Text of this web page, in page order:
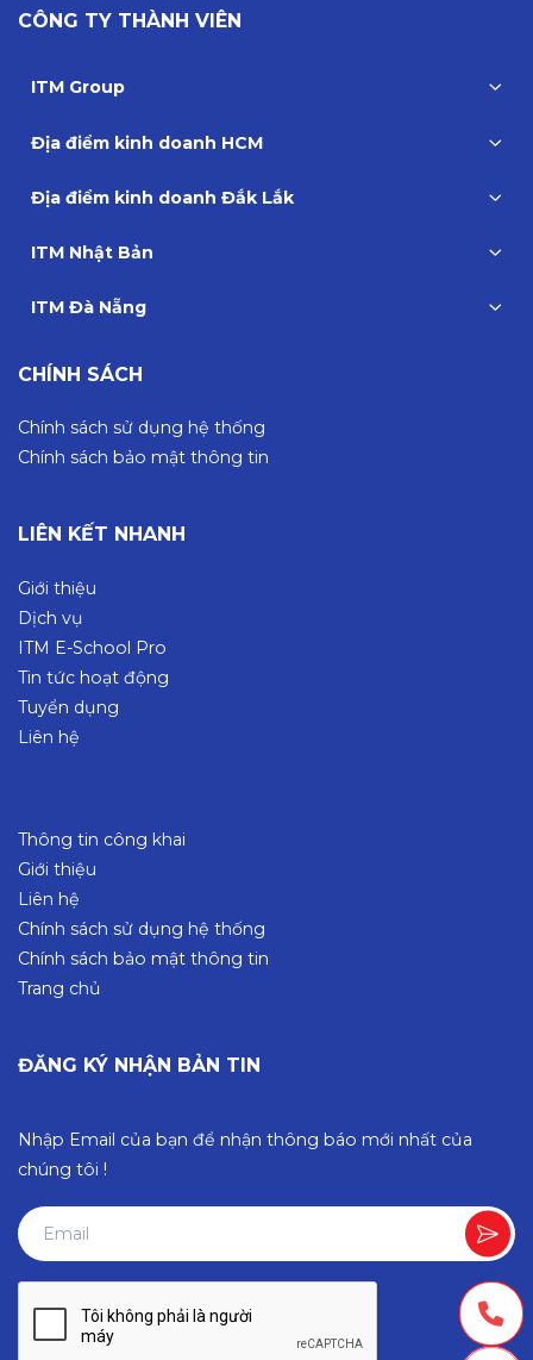
CÔNG TY THÀNH VIÊN
ITM Group
Địa điểm kinh doanh HCM
Địa điểm kinh doanh Đắk Lắk
ITM Nhật Bản
ITM Đà Nẵng
CHÍNH SÁCH
Chính sách sử dụng hệ thống
Chính sách bảo mật thông tin
LIÊN KẾT NHANH
Giới thiệu
Dịch vụ
ITM E-School Pro
Tin tức hoạt động
Tuyển dụng
Liên hệ
Thông tin công khai
Giới thiệu
Liên hệ
Chính sách sử dụng hệ thống
Chính sách bảo mật thông tin
Trang chủ
ĐĂNG KÝ NHẬN BẢN TIN
Nhập Email của bạn để nhận thông báo mới nhất của
chúng tôi !